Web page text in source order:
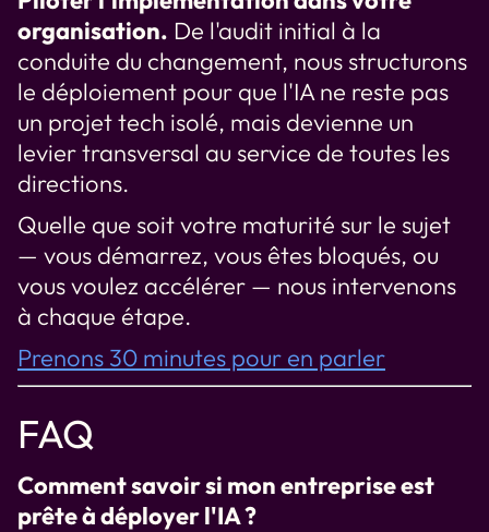
organisation. De l'audit initial à la
conduite du changement, nous structurons
le déploiement pour que l'IA ne reste pas
un projet tech isolé, mais devienne un
levier transversal au service de toutes les
directions.
Quelle que soit votre maturité sur le sujet
— vous démarrez, vous êtes bloqués, ou
vous voulez accélérer — nous intervenons
à chaque étape.
Prenons 30 minutes pour en parler
FAQ
Comment savoir si mon entreprise est
prête à déployer l'IA ?